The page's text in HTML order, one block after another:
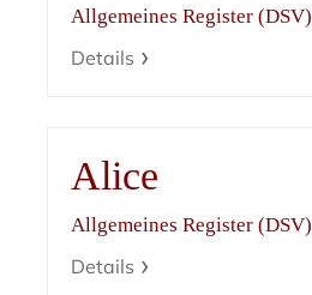
Allgemeines Register (DSV)
Details
Alice
Allgemeines Register (DSV)
Details